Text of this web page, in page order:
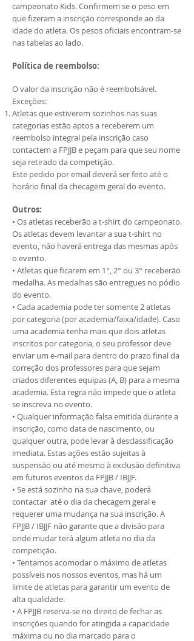
campeonato Kids. Confirmem se o peso em
que fizeram a inscrição corresponde ao da
idade do atleta. Os pesos oficiais encontram-se
nas tabelas ao lado.
Política de reembolso:
O valor da inscrição não é reembolsável.
Exceções:
Atletas que estiverem sozinhos nas suas
categorias estão aptos a receberem um
reembolso integral pela inscrição caso
contactem a FPJJB e peçam para que seu nome
seja retirado da competição.
Este pedido por email deverá ser feito até o
horário final da checagem geral do evento.
Outros:
• Os atletas receberão a t-shirt do campeonato.
Os atletas devem levantar a sua t-shirt no
evento, não haverá entrega das mesmas após
o evento.
• Atletas que ficarem em 1°, 2° ou 3° receberão
medalha. As medalhas são entregues no pódio
do evento.
• Cada academia pode ter somente 2 atletas
por categoria (por academia/faixa/idade). Caso
uma academia tenha mais que dois atletas
inscritos por categoria, o seu professor deve
enviar um e-mail para dentro do prazo final da
correção dos professores para que sejam
criados diferentes equipas (A, B) para a mesma
academia. Esta regra não impede que o atleta
se inscreva no evento.
• Qualquer informação falsa emitida durante a
inscrição, como data de nascimento, ou
qualquer outra, pode levar à desclassificação
imediata. Estas ações estão sujeitas à
suspensão ou até mesmo à exclusão definitiva
em futuros eventos da FPJJB / IBJJF.
• Se está sozinho na sua chave, poderá
contactar até o dia da checagem geral e
requerer uma mudança na sua inscrição. A
FPJJB / IBJJF não garante que a divisão para
onde mudar terá algum atleta no dia da
competição.
• Tentamos acomodar o máximo de atletas
possíveis nos nossos eventos, mas há um
limite de atletas para garantir um evento de
alta qualidade.
• A FPJJB reserva-se no direito de fechar as
inscrições quando for atingida a capacidade
máxima ou no dia marcado para o